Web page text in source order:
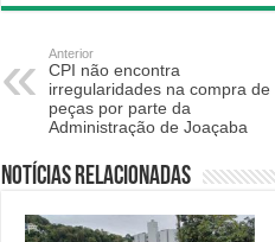
Anterior
CPI não encontra
irregularidades na compra de
peças por parte da
Administração de Joaçaba
Notícias relacionadas